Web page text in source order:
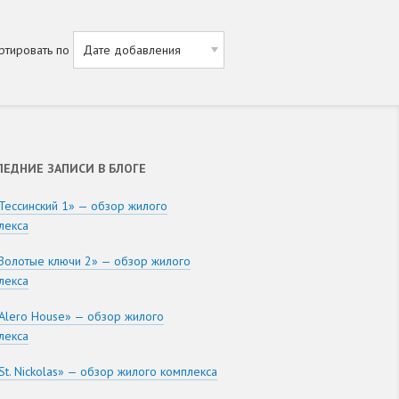
по
ЗАПИСИ В БЛОГЕ
1» — обзор жилого
ключи 2» — обзор жилого
House» — обзор жилого
Nickolas» — обзор жилого комплекса